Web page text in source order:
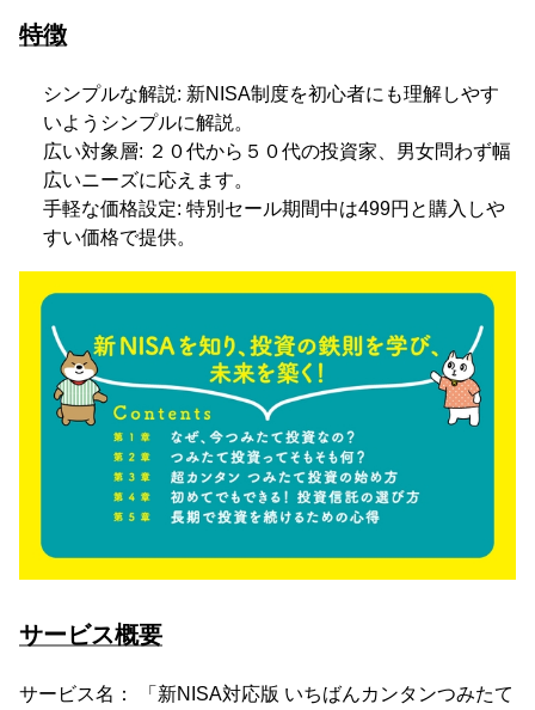
特徴
シンプルな解説: 新NISA制度を初心者にも理解しやす
いようシンプルに解説。
広い対象層: ２０代から５０代の投資家、男女問わず幅
広いニーズに応えます。
手軽な価格設定: 特別セール期間中は499円と購入しや
すい価格で提供。
サービス概要
サービス名： 「新NISA対応版 いちばんカンタンつみたて